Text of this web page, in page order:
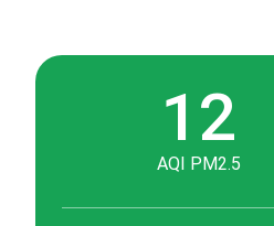
12
AQI PM2.5